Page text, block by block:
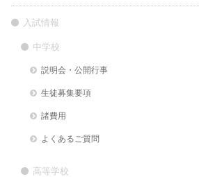
入試情報
中学校
説明会・公開行事
生徒募集要項
諸費用
よくあるご質問
高等学校